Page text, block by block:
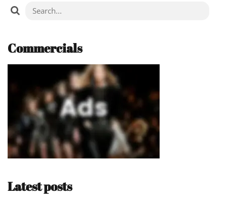
Commercials
Latest posts